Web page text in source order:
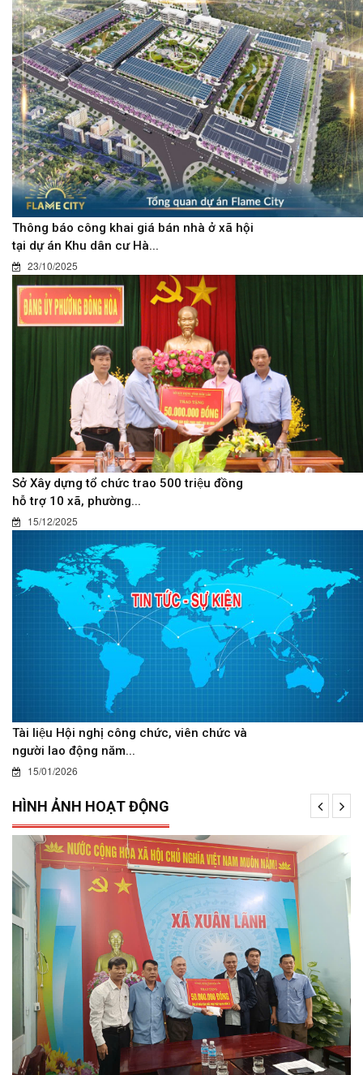
Thông báo công khai giá bán nhà ở xã hội
tại dự án Khu dân cư Hà...
23/10/2025
Sở Xây dựng tổ chức trao 500 triệu đồng
hỗ trợ 10 xã, phường...
15/12/2025
Tài liệu Hội nghị công chức, viên chức và
người lao động năm...
15/01/2026
HÌNH ẢNH HOẠT ĐỘNG